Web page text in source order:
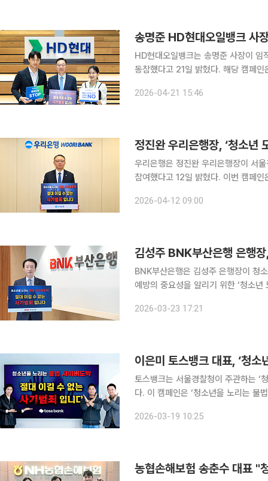
송명준 HD현대오일뱅크 사
HD현대오일뱅크는 송명준 사장이 임
동참했다고 21일 밝혔다. 해당 캠페인은 서울경찰청이 청소년 대상 불법 사이버 도박의 위험성을 알
박, 절대 이길 수 없는 사기범죄입니
2026-04-21 15:46
정진완 우리은행장, ‘청소년
우리은행은 정진완 우리은행장이 서
참여했다고 12일 밝혔다. 이번 캠페인은 청소년 불법도박의 위험성을 알리고 사회적 경각심을 높이
2026-04-12 09:00
김성주 BNK부산은행 은행
BNK부산은행은 김성주 은행장이 청
예방의 중요성을 알리기 위한 ‘청소년 도
이 참여하며 청소년 불법 사이버 도
2026-03-23 17:21
이은미 토스뱅크 대표, ‘청소
토스뱅크는 서울경찰청이 주관하는 ‘
다. 이 캠페인은 ‘청소년을 노리는 불법 사이버 도박은 이길 수 없는 사기 범죄’라는 메시지를 중심으
2026-03-19 10:25
농협손해보험 송춘수 대표 "